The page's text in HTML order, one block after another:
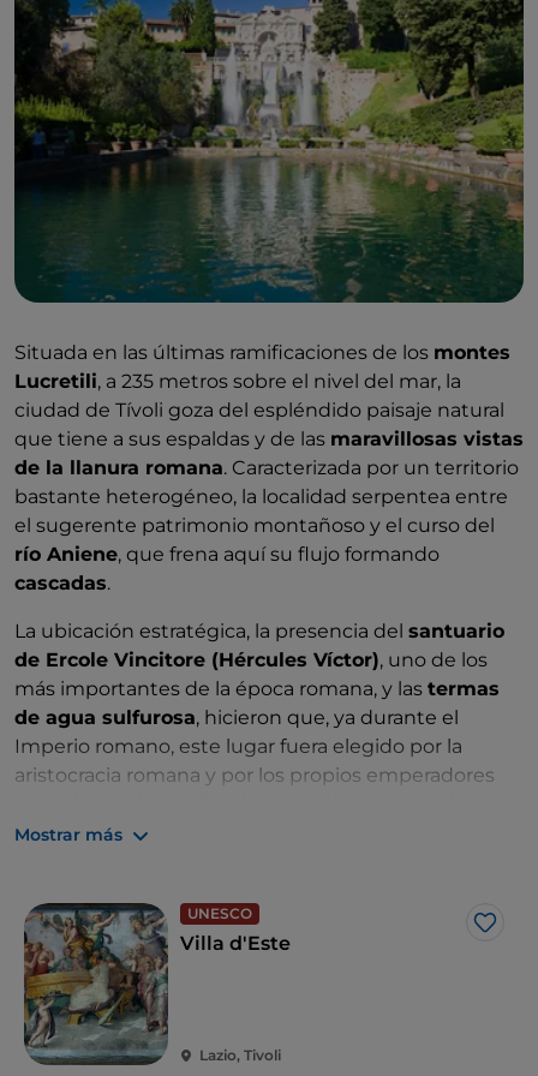
Situada en las últimas ramificaciones de los montes
Lucretili, a 235 metros sobre el nivel del mar, la
ciudad de Tívoli goza del espléndido paisaje natural
que tiene a sus espaldas y de las maravillosas vistas
de la llanura romana. Caracterizada por un territorio
bastante heterogéneo, la localidad serpentea entre
el sugerente patrimonio montañoso y el curso del
río Aniene, que frena aquí su flujo formando
cascadas.
La ubicación estratégica, la presencia del santuario
de Ercole Vincitore (Hércules Víctor), uno de los
más importantes de la época romana, y las termas
de agua sulfurosa, hicieron que, ya durante el
Imperio romano, este lugar fuera elegido por la
aristocracia romana y por los propios emperadores
numerosas villas diseminadas por el territorio y, en
En 1550, elpapa Julio IInombró gobernador de la
ciudadalcardenal Hipólito II de Este, lo que supuso
para Tívoli el comienzo de un
y artísticosin parangón. El cardenal Hipólito, uno de
los cardenales más poderosos de Italia, fue el papa
fallido del largo cónclave de 1550, aunque a pesar de
Mostrar más
UNESCO
Me
Villa d'Este
Lazio, Tivoli